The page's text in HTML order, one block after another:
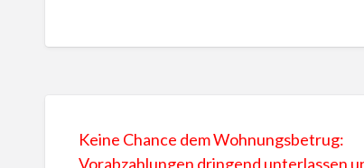
Keine Chance dem Wohnungsbetrug:
Vorabzahlungen dringend unterlassen